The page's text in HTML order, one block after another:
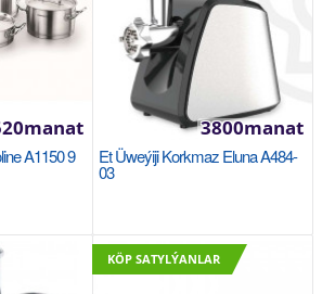
nabor 6 adamlyk Korkmaz Siesta
Sebede Goş
A1150 9 Et Üweýiji Korkmaz Eluna A484-
03
3800manat
KÖP SATYLÝANLAR